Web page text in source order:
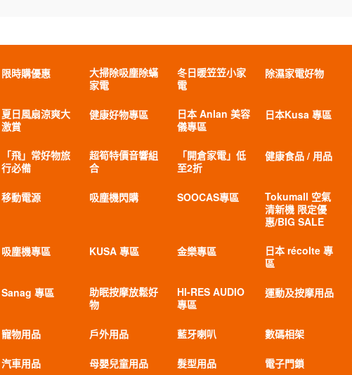
限時購優惠
大掃除吸塵除蟎
家電
冬日暖笠笠小家
電
除濕家電好物
夏日風扇涼爽大
激賞
健康好物專區
日本 Anlan 美容
儀專區
日本Kusa 專區
「飛」常好物旅
行必備
超筍特價音響組
合
「開倉家電」低
至2折
健康食品 / 用品
移動電源 吸塵機閃購 SOOCAS專區
Tokumall 空氣
清新機 限定優
惠/BIG SALE
吸塵機專區 KUSA 專區 金樂專區
日本 récolte 專
區
Sanag 專區
助眠按摩放鬆好
物
HI-RES AUDIO
專區
運動及按摩用品
寵物用品 戶外用品 藍牙喇叭 數碼相架
汽車用品 母嬰兒童用品 髮型用品 電子門鎖